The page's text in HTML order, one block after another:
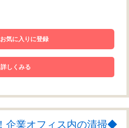
お気に入りに登録
詳しくみる
企業オフィス内の清掃◆